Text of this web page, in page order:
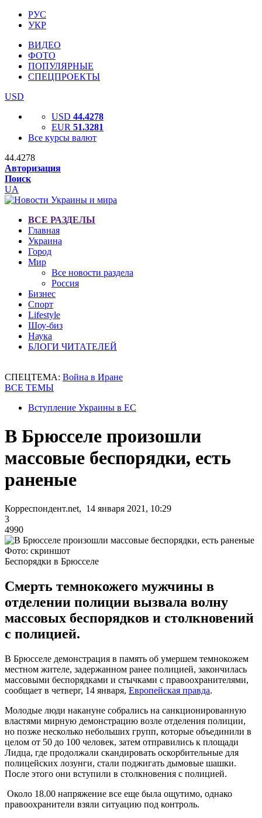
РУС
УКР
ВИДЕО
ФОТО
ПОПУЛЯРНЫЕ
СПЕЦПРОЕКТЫ
USD
USD 44.4278
EUR 51.3281
Все курсы валют
44.4278
Авторизация
Поиск
UA
ВСЕ РАЗДЕЛЫ
Главная
Украина
Город
Мир
Все новости раздела
Россия
Бизнес
Спорт
Lifestyle
Шоу-биз
Наука
БЛОГИ ЧИТАТЕЛЕЙ
СПЕЦТЕМА: Война в Иране
ВСЕ ТЕМЫ
Вступление Украины в ЕС
В Брюсселе произошли
массовые беспорядки, есть
раненые
Корреспондент.net, 14 января 2021, 10:29
3
4990
Фото: скриншот
Беспорядки в Брюсселе
Смерть темнокожего мужчины в
отделении полиции вызвала волну
массовых беспорядков и столкновений
с полицией.
В Брюсселе демонстрация в память об умершем темнокожем
местном жителе, задержанном ранее полицией, закончилась
массовыми беспорядками и стычками с правоохранителями,
сообщает в четверг, 14 января, Европейская правда.
Молодые люди накануне собрались на санкционированную
властями мирную демонстрацию возле отделения полиции,
но позже несколько небольших групп, которые объединили в
целом от 50 до 100 человек, затем отправились к площади
Лидца, где продолжали скандировать оскорбительные для
полицейских лозунги, стали поджигать дымовые шашки.
После этого они вступили в столкновения с полицией.
Около 18.00 напряжение все еще была ощутимо, однако
правоохранители взяли ситуацию под контроль.